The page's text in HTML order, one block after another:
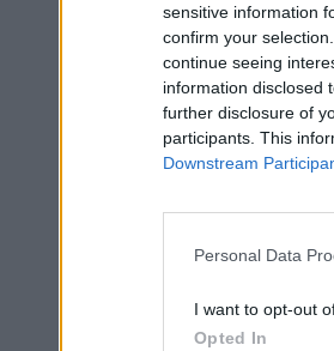
sensitive information
confirm your
continue seeing
information disclosed
further disclosure of
participants. This
Downstream
Personal Data
I want to opt-out
Opted In